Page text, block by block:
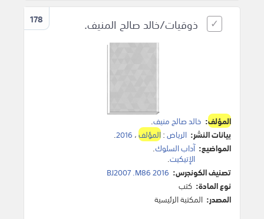
178 ذوقيات/خالد صالح المنيف.
المؤلف: خالد صالح منيف.
بيانات النشر: الرياض:المؤلف، 2016
.
المواضيع: آداب السلوك.
الإتيكيت.
تصنيف الكونجرس: BJ2007 .M86 2016
نوع المادة: كتب
المصدر: المكتبة الرئيسية